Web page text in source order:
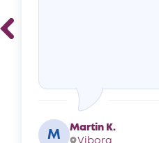
M
Martin K.